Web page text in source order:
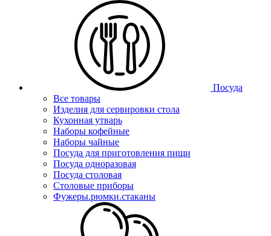
Посуда
Все товары
Изделия для сервировки стола
Кухонная утварь
Наборы кофейные
Наборы чайные
Посуда для приготовления пищи
Посуда одноразовая
Посуда столовая
Столовые приборы
Фужеры.рюмки.стаканы